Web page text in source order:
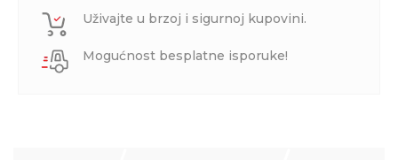
Uživajte u brzoj i sigurnoj kupovini.
Mogućnost besplatne isporuke!